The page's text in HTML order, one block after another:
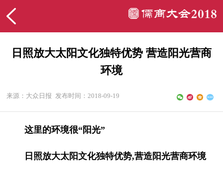
日照放大太阳文化独特优势 营造阳光营商
环境
来源：大众日报 发布时间：2018-09-19
这里的环境很“阳光”
日照放大太阳文化独特优势,营造阳光营商环境